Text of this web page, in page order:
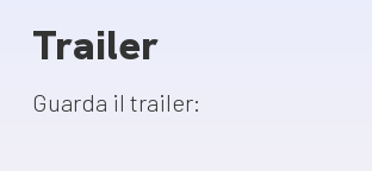
Trailer
Guarda il trailer: